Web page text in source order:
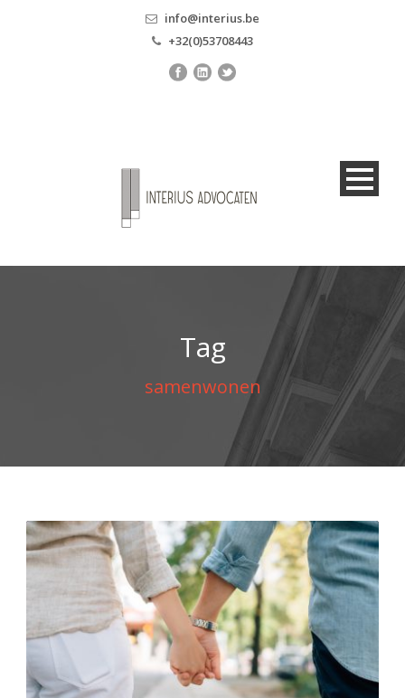
info@interius.be
+32(0)53708443
Tag
samenwonen